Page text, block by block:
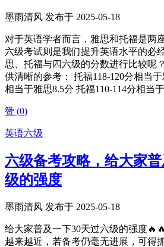
墨雨清风 发布于 2025-05-18
对于英语学者而言，雅思和托福是两
六级考试则是我们提升英语水平的必
思、托福与四六级的分数进行比较呢
供清晰的参考： 托福118-120分相当
相当于雅思8.5分 托福110-114分相当
赞 (0)
英语六级
六级备考攻略，给大家
级的强度
墨雨清风 发布于 2025-05-18
给大家普及一下30天过六级的强度
越来越近，若备考仍毫无进展，可得